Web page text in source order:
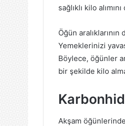
sağlıklı kilo
Öğün
Yemeklerinizi
Böylece, öğünler
bir şekilde kilo
Akşam öğünlerinde